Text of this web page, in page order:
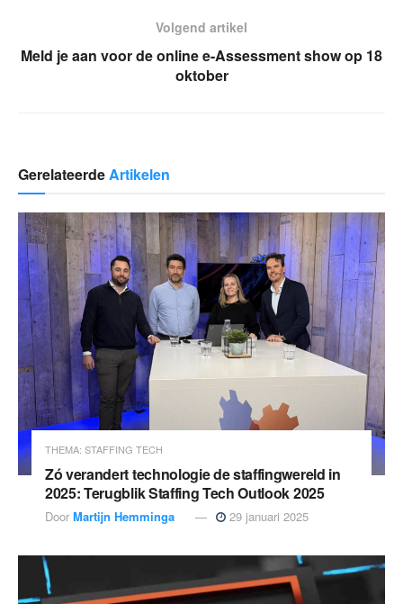
Volgend artikel
Meld je aan voor de online e-Assessment show op 18
oktober
GerelateerdeArtikelen
THEMA: STAFFING TECH
Zó verandert technologie de staffingwereld in
2025: Terugblik Staffing Tech Outlook 2025
Door Martijn Hemminga 29 januari 2025